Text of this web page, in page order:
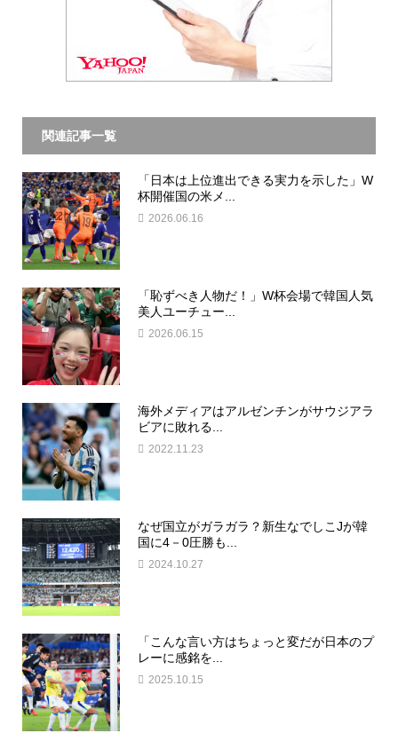
関連記事一覧
「日本は上位進出できる実力を示した」W
杯開催国の米メ...
2026.06.16
「恥ずべき人物だ！」W杯会場で韓国人気
美人ユーチュー...
2026.06.15
海外メディアはアルゼンチンがサウジアラ
ビアに敗れる...
2022.11.23
なぜ国立がガラガラ？新生なでしこJが韓
国に4－0圧勝も...
2024.10.27
「こんな言い方はちょっと変だが日本のプ
レーに感銘を...
2025.10.15